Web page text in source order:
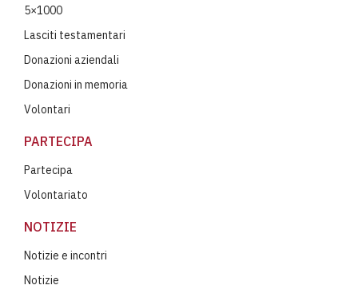
5×1000
Lasciti testamentari
Donazioni aziendali
Donazioni in memoria
Volontari
PARTECIPA
Partecipa
Volontariato
NOTIZIE
Notizie e incontri
Notizie